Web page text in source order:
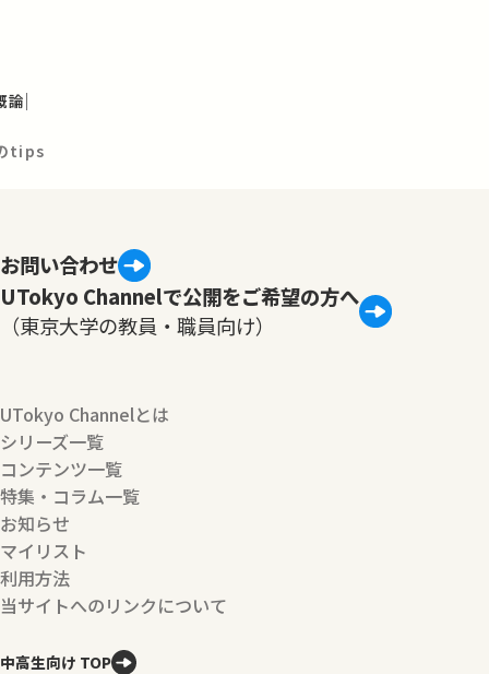
論
tips
お問い合わせ
UTokyo Channelで公開をご希望の方へ
（東京大学の教員・職員向け）
UTokyo Channelとは
シリーズ一覧
コンテンツ一覧
特集・コラム一覧
お知らせ
マイリスト
利用方法
当サイトへのリンクについて
中高生向け TOP